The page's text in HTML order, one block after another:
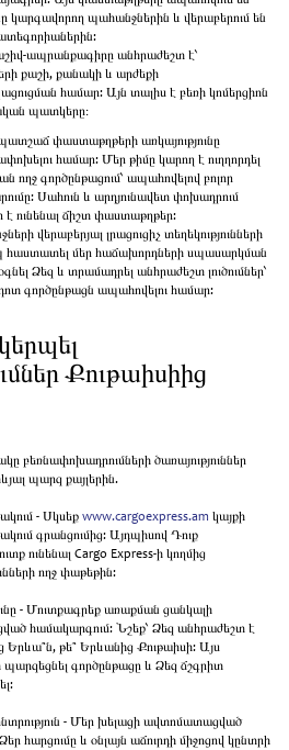
կարգավորող պահանջներին և վերաբերում են
ապրանքագիրը անհրաժեշտ է՝
քաշի, քանակի և արժեքի
համար: Այն տալիս է բեռի կոմերցիոն
պատկերը։
պատշաճ փաստաթղթերի առկայությունը
համար: Մեր թիմը կարող է ուղղորդել
գործընթացում՝ ապահովելով բոլոր
Սահուն և արդյունավետ փոխադրում
ունենալ ճիշտ փաստաթղթեր:
վերաբերյալ լրացուցիչ տեղեկությունների
հաստատել մեր հաճախորդների սպասարկման
Ձեզ և տրամադրել անհրաժեշտ լուծումներ՝
գործընթացն ապահովելու համար:
Քութաիսիից
բեռնափոխադրումների ծառայություններ
պարզ քայլերին.
- Սկսեք www.cargoexpress.am կայքի
գրանցումից: Այդպիսով Դուք
ունենալ Cargo Express-ի կողմից
ողջ փաթեթին:
- Մուտքագրեք առաքման ցանկալի
համակարգում: Նշեք՝ Ձեզ անհրաժեշտ է
թե՞ Երևանից Քութաիսի: Այս
պարզեցնել գործընթացը և Ձեզ ճշգրիտ
- Մեր խելացի ավտոմատացված
հարցումը և օնլայն աճուրդի միջոցով կընտրի